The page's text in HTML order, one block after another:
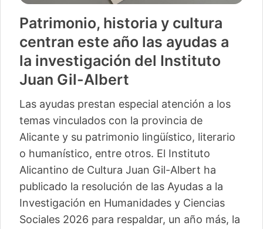
Patrimonio, historia y cultura
centran este año las ayudas a
la investigación del Instituto
Juan Gil-Albert
Las ayudas prestan especial atención a los
temas vinculados con la provincia de
Alicante y su patrimonio lingüístico, literario
o humanístico, entre otros. El Instituto
Alicantino de Cultura Juan Gil-Albert ha
publicado la resolución de las Ayudas a la
Investigación en Humanidades y Ciencias
Sociales 2026 para respaldar, un año más, la